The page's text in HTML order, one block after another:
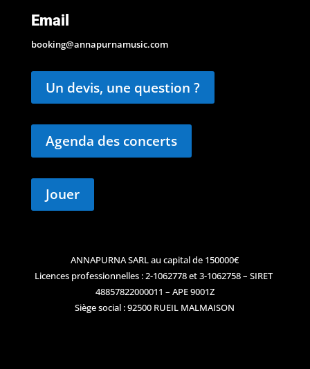
Email
booking@annapurnamusic.com
Un devis, une question ?
Agenda des concerts
Jouer
ANNAPURNA SARL au capital de 150000€
Licences professionnelles : 2-1062778 et 3-1062758 – SIRET
48857822000011 – APE 9001Z
Siège social : 92500 RUEIL MALMAISON